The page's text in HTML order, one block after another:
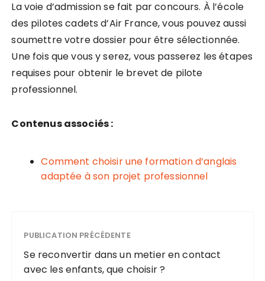
La voie d’admission se fait par concours. À l’école
des pilotes cadets d’Air France, vous pouvez aussi
soumettre votre dossier pour être sélectionnée.
Une fois que vous y serez, vous passerez les étapes
requises pour obtenir le brevet de pilote
professionnel.
Contenus associés :
Comment choisir une formation d’anglais
adaptée à son projet professionnel
PUBLICATION PRÉCÉDENTE
Se reconvertir dans un metier en contact
avec les enfants, que choisir ?